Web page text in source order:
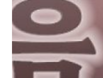
로 진실로 네게 이르노니 사람이
라에 들어갈 수 없느니라6 육으
니7 내가 네게 거듭나야 하겠다 하
임의로 불매 네가 ..